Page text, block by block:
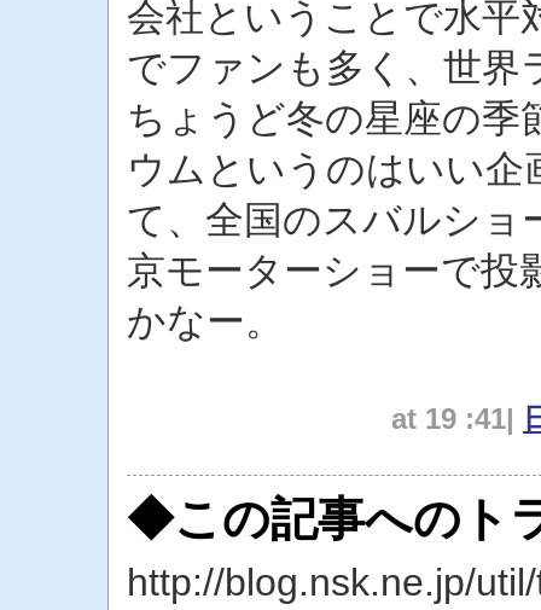
会社ということで水平
でファンも多く、世界
ちょうど冬の星座の
ウムというのはいい
て、全国のスバルショ
京モーターショーで投
かなー。
at 19 :41|
◆この記事へのト
http://blog.nsk.ne.jp/